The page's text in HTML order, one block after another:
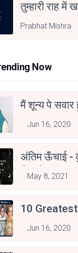
तुम्हारी राह में
Prabhat Mishra
Now
मैं शून्य पे सवार
Jun 16, 2020
अंतिम ऊँचाई -
Aspirants
May 8, 2021
10
Jun 16, 2020